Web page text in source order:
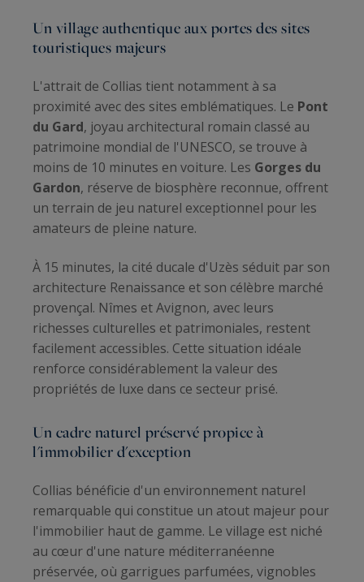
Un village authentique aux portes des sites
touristiques majeurs
L'attrait de Collias tient notamment à sa
proximité avec des sites emblématiques. Le Pont
du Gard, joyau architectural romain classé au
patrimoine mondial de l'UNESCO, se trouve à
moins de 10 minutes en voiture. Les Gorges du
Gardon, réserve de biosphère reconnue, offrent
un terrain de jeu naturel exceptionnel pour les
amateurs de pleine nature.
À 15 minutes, la cité ducale d'Uzès séduit par son
architecture Renaissance et son célèbre marché
provençal. Nîmes et Avignon, avec leurs
richesses culturelles et patrimoniales, restent
facilement accessibles. Cette situation idéale
renforce considérablement la valeur des
propriétés de luxe dans ce secteur prisé.
Un cadre naturel préservé propice à
l'immobilier d'exception
Collias bénéficie d'un environnement naturel
remarquable qui constitue un atout majeur pour
l'immobilier haut de gamme. Le village est niché
au cœur d'une nature méditerranéenne
préservée, où garrigues parfumées, vignobles